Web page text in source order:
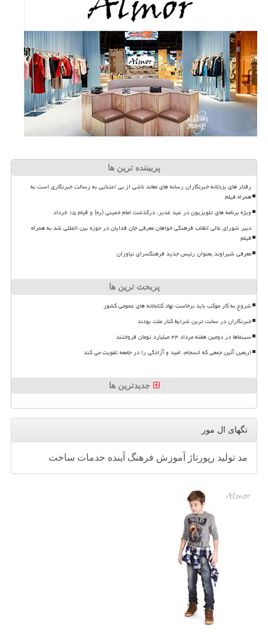
پربیننده ترین ها
رفتار های بزدلانه خبرنگاران رسانه های معاند ناشی از بی اعتنایی به رسالت خبرنگاری است به
همراه فیلم
ویژه برنامه های تلویزیون در عید غدیر، درگذشت امام خمینی (ره) و قیام ۱۵ خرداد
دبیر شورای عالی انقلاب فرهنگی خواهان معرفی جان فدایان در حوزه بین المللی شد به همراه
فیلم
معرفی شیراوند بعنوان رئیس جدید فرهنگسرای نیاوران
پربحث ترین ها
شروع به کار موکب باید برخاست نهاد کتابخانه های عمومی کشور
خبرنگاران در سخت ترین شرایط کنار ملت بودند
سینماها در دومین هفته مرداد ۴۴ میلیارد تومان فروختند
اربعین آئین جمعی که انسجام، امید و آزادگی را در جامعه تقویت می کند
جدیدترین ها
تگهای ال مور
مد تولید رپورتاژ آموزش فرهنگ آینده خدمات ساخت